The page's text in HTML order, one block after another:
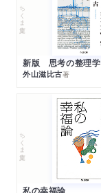
ちくま文庫
新版 思考の整理学
外山滋比古著
ちくま文庫
私の幸福論